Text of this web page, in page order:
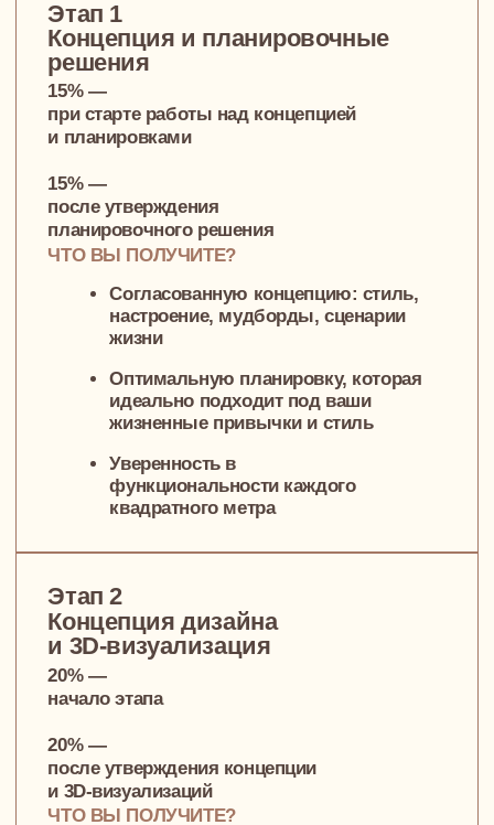
20% —
начало этапа
20% —
после утверждения концепции
и 3D-визуализаций
ЧТО ВЫ ПОЛУЧИТЕ?
Фото-реалистичные 3D-
ваш вкус и уникальный стиль
жизни
Возможность заранее увидеть, как
будет выглядеть ваше
пространство, и внести
необходимые корректировки
Рабочие чертежи
и документация
начало работы над чертежами
после завершения и передачи всей
документации
ЧТО ВЫ ПОЛУЧИТЕ?
документации для строителей,
реализован точно, как
на визуализациях
Сметы и артикулы всех
материалов и предметов интерьера